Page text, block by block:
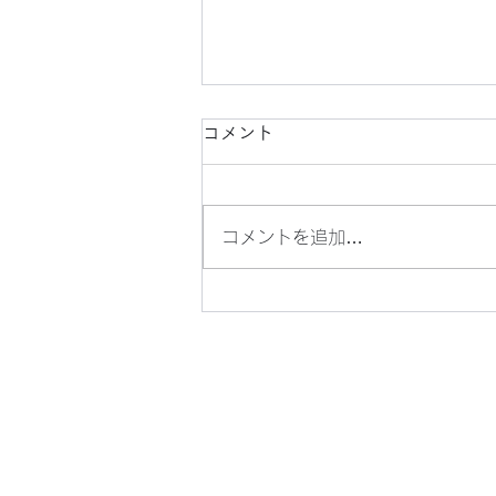
マイク・ポップコーンの、バ
コメント
コメントを追加…